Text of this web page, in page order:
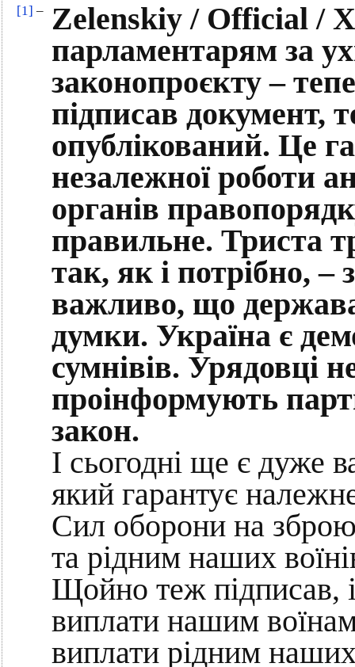
[1] –
Zelenskiy / Official /
парламентарям за
законопроєкту –
підписав документ,
опублікований. Це
незалежної роботи
органів
правильне. Триста
так, як і потрібно, –
важливо, що держава
думки. Україна є
сумнівів. Урядовці
проінформують
закон.
І сьогодні ще є дуже
який гарантує
Сил оборони на
та рідним наших
Щойно теж підписав,
виплати нашим воїнам
виплати рідним